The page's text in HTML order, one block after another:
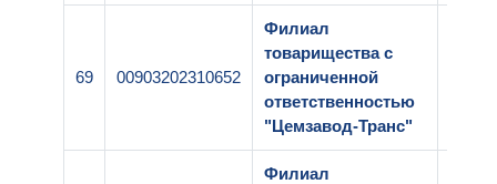
69 00903202310652
Филиал
товарищества с
ограниченной
ответственностью
"Цемзавод-Транс"
Филиал